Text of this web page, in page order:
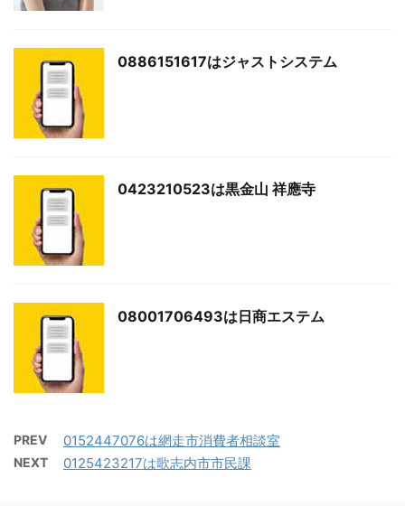
0886151617はジャストシステム
0423210523は黒金山 祥應寺
08001706493は日商エステム
PREV 0152447076は網走市消費者相談室
NEXT 0125423217は歌志内市市民課